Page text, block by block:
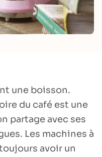
une boisson.
du café est une
partage avec ses
Les machines à
avoir un